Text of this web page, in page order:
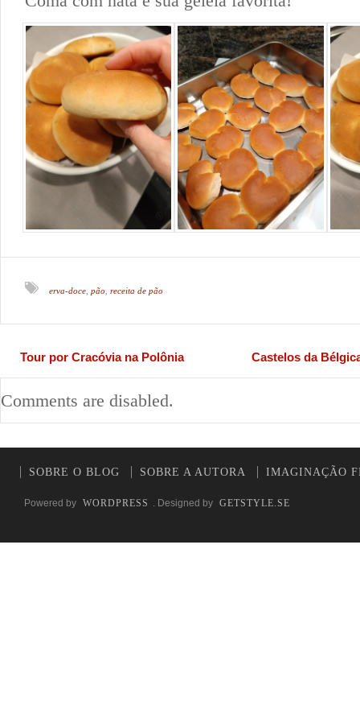
erva-doce pão receita de pão
Tour por Cracóvia na Polônia Castelos da
Comments are disabled.
SOBRE O BLOG SOBRE A AUTORA IMAGINAÇÃO
Powered by WORDPRESS . Designed by GETSTYLE.SE